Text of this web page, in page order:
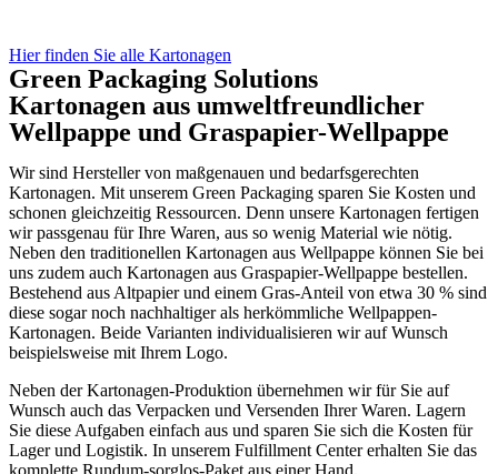
Hier finden Sie alle Kartonagen
Green Packaging Solutions
Kartonagen aus umweltfreundlicher
Wellpappe und Graspapier-Wellpappe
Wir sind Hersteller von maßgenauen und bedarfsgerechten
Kartonagen. Mit unserem Green Packaging sparen Sie Kosten und
schonen gleichzeitig Ressourcen. Denn unsere Kartonagen fertigen
wir passgenau für Ihre Waren, aus so wenig Material wie nötig.
Neben den traditionellen Kartonagen aus Wellpappe können Sie bei
uns zudem auch Kartonagen aus Graspapier-Wellpappe bestellen.
Bestehend aus Altpapier und einem Gras-Anteil von etwa 30 % sind
diese sogar noch nachhaltiger als herkömmliche Wellpappen-
Kartonagen. Beide Varianten individualisieren wir auf Wunsch
beispielsweise mit Ihrem Logo.
Neben der Kartonagen-Produktion übernehmen wir für Sie auf
Wunsch auch das Verpacken und Versenden Ihrer Waren. Lagern
Sie diese Aufgaben einfach aus und sparen Sie sich die Kosten für
Lager und Logistik. In unserem Fulfillment Center erhalten Sie das
komplette Rundum-sorglos-Paket aus einer Hand.